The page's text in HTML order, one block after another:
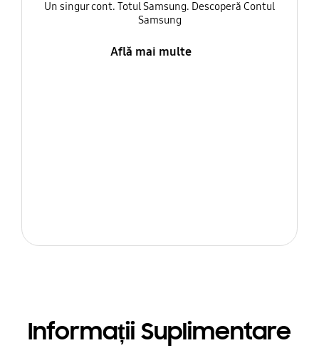
Un singur cont. Totul Samsung. Descoperă Contul
Samsung
Află mai multe
Informații Suplimentare